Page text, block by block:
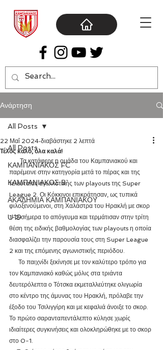
Ανάρτηση
All Posts
ΚΑΜΠΑΝΙΑΚΟΣ FC
ΚΑΜΠΑΝΙΑΚΟΣ Β΄
ΑΚΑΔΗΜΙΑ ΚΑΜΠΑΝΙΑΚΟΥ
U19
All Posts
Τέλος καλό, όλα καλά!
22 Μαΐ 2024 διαβάστηκε 2 λεπτά
       Τα κατάφερε η ομάδα του Καμπανιακού και
παρέμεινε στην κατηγορία μετά το πέρας και της
τελευταίας αγωνιστικής των playouts της Super
League 2. Οι Κόκκινοι επικράτησαν, ως τυπικά
φιλοξενούμενοι, στη Χαλάστρα του Ηρακλή με σκορ
1-2 σήμερα το απόγευμα και τερμάτισαν στην τρίτη
θέση της ειδικής βαθμολογίας των playouts η οποία
διασφαλίζει την παρουσία τους στη Super League
2 και της επόμενης αγωνιστικής περιόδου.
τον Καμπανιακό καθώς μόλις στα τριάντα
δευτερόλεπτα ο Τότσκα εκμεταλλεύτηκε ολιγωρία
στο κέντρο της άμυνας του Ηρακλή, πρόλαβε την
έξοδο του Τσιλιγγίρη και με κεφαλιά άνοιξε το σκορ.
Το πρώτο σαρανταπεντάλεπτο κύλησε χωρίς
ιδιαίτερες συγκινήσεις και ολοκληρώθηκε με το σκορ
στο 0-1.